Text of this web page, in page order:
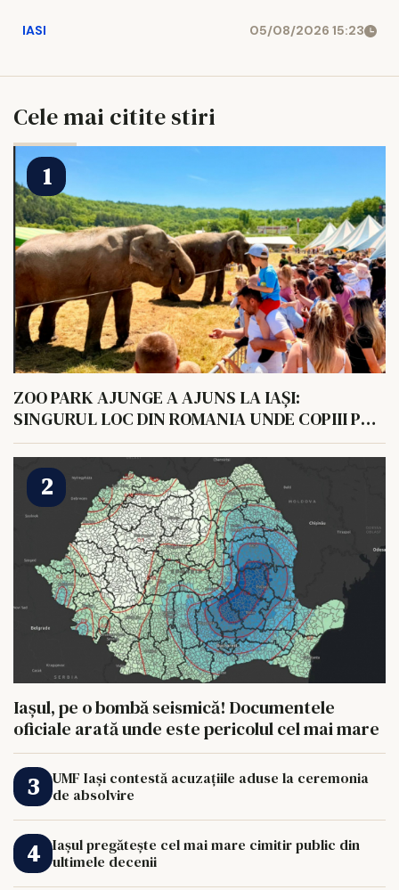
IASI 05/08/2026 15:23
Cele mai citite stiri
ZOO PARK AJUNGE A AJUNS LA IAȘI:
SINGURUL LOC DIN ROMANIA UNDE COPIII POT
HRANI UN ELEFANT
Iașul, pe o bombă seismică! Documentele
oficiale arată unde este pericolul cel mai mare
UMF Iași contestă acuzațiile aduse la ceremonia
de absolvire
Iașul pregătește cel mai mare cimitir public din
ultimele decenii